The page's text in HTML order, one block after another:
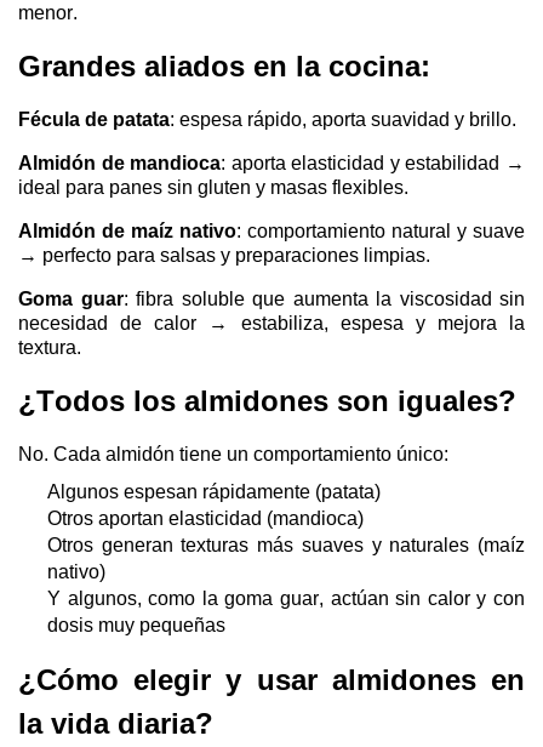
menor.
Grandes aliados en la cocina:
Fécula de patata: espesa rápido, aporta suavidad y brillo.
Almidón de mandioca: aporta elasticidad y estabilidad →
ideal para panes sin gluten y masas flexibles.
Almidón de maíz nativo: comportamiento natural y suave
→ perfecto para salsas y preparaciones limpias.
Goma guar: fibra soluble que aumenta la viscosidad sin
necesidad de calor → estabiliza, espesa y mejora la
textura.
¿Todos los almidones son iguales?
No. Cada almidón tiene un comportamiento único:
Algunos espesan rápidamente (patata)
Otros aportan elasticidad (mandioca)
Otros generan texturas más suaves y naturales (maíz
nativo)
Y algunos, como la goma guar, actúan sin calor y con
dosis muy pequeñas
¿ Cómo elegir y usar almidones en
la vida diaria?